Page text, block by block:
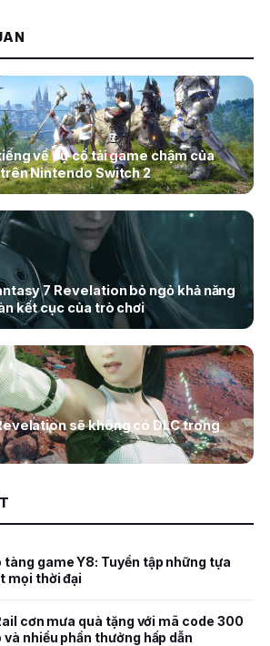
về sự cố tải game chậm của
Nintendo Switch 2
7 Revelation bỏ ngỏ khả năng
kết cục của trò chơi
sẽ không có DLC trong
tàng game Y8: Tuyển tập những tựa
mọi thời đại
cơn mưa quà tặng với mã code 300
và nhiều phần thưởng hấp dẫn